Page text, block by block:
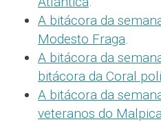
A bitácora da
Modesto Fraga.
A bitácora da
bitácora da Coral
A bitácora da
veteranos do